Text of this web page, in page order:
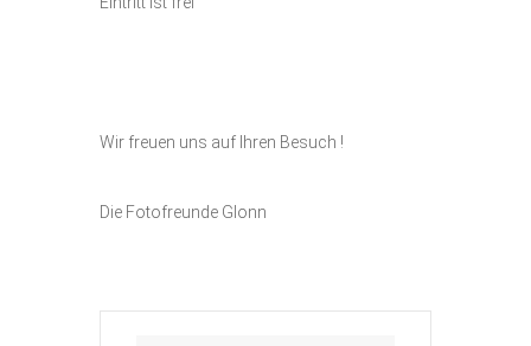
Wir freuen uns auf Ihren Besuch !
Die Fotofreunde Glonn